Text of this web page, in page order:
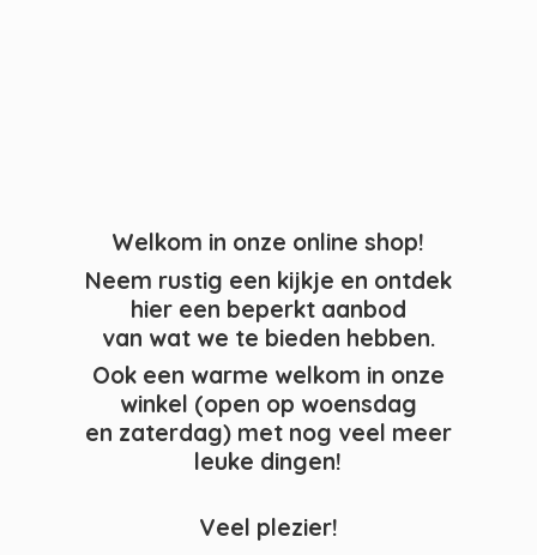
Welkom in onze online shop!
Neem rustig een kijkje en ontdek
hier een beperkt aanbod
van wat we te bieden hebben.
Ook een warme welkom in onze
winkel (open op woensdag
en zaterdag) met nog veel meer
leuke dingen!
Veel plezier!